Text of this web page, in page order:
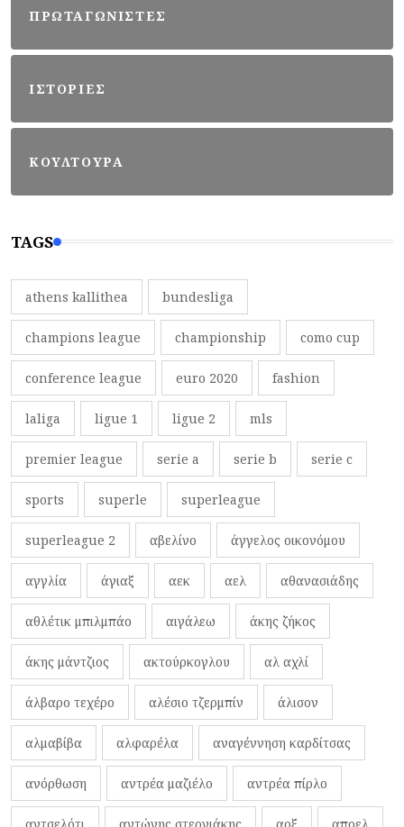
ΠΡΩΤΑΓΩΝΙΣΤΕΣ
ΙΣΤΟΡΙΕΣ
ΚΟΥΛΤΟΥΡΑ
TAGS
athens kallithea bundesliga
champions league championship como cup
conference league euro 2020 fashion
laliga ligue 1 ligue 2 mls
premier league serie a serie b serie c
sports superle superleague
superleague 2 αβελίνο άγγελος οικονόμου
αγγλία άγιαξ αεκ αελ αθανασιάδης
αθλέτικ μπιλμπάο αιγάλεω άκης ζήκος
άκης μάντζιος ακτούρκογλου αλ αχλί
άλβαρο τεχέρο αλέσιο τζερμπίν άλισον
αλμαβίβα αλφαρέλα αναγέννηση καρδίτσας
ανόρθωση αντρέα μαζιέλο αντρέα πίρλο
αντσελότι αντώνης στεργιάκης αοξ αποελ